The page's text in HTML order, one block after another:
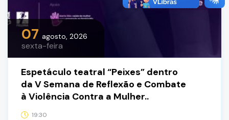
07 agosto, 2026
sexta-feira
Espetáculo teatral “Peixes” dentro
da V Semana de Reflexão e Combate
à Violência Contra a Mulher..
19:30